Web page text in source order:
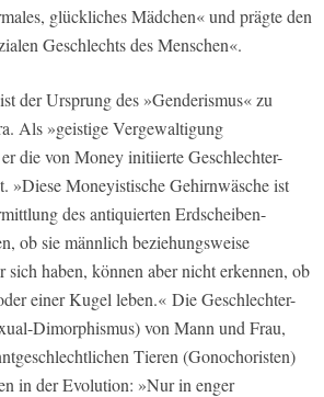
glückliches Mädchen« und prägte den
Geschlechts des Menschen«.
der Ursprung des »Genderismus« zu
Als »geistige Vergewaltigung
die von Money initiierte Geschlechter-
»Diese Moneyistische Gehirnwäsche ist
des antiquierten Erdscheiben-
ob sie männlich beziehungsweise
sich haben, können aber nicht erkennen, ob
einer Kugel leben.« Die Geschlechter-
Dimorphismus) von Mann und Frau,
Tieren (Gonochoristen)
in der Evolution: »Nur in enger